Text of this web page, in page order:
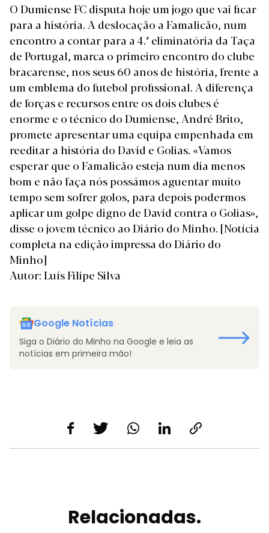
O Dumiense FC disputa hoje um jogo que vai ficar
para a história. A deslocação a Famalicão, num
encontro a contar para a 4.ª eliminatória da Taça
de Portugal, marca o primeiro encontro do clube
bracarense, nos seus 60 anos de história, frente a
um emblema do futebol profissional. A diferença
de forças e recursos entre os dois clubes é
enorme e o técnico do Dumiense, André Brito,
promete apresentar uma equipa empenhada em
reeditar a história do David e Golias. «Vamos
esperar que o Famalicão esteja num dia menos
bom e não faça nós possámos aguentar muito
tempo sem sofrer golos, para depois podermos
aplicar um golpe digno de David contra o Golias»,
disse o jovem técnico ao Diário do Minho. [Notícia
completa na edição impressa do Diário do
Minho]
Autor: Luís Filipe Silva
Google Notícias
Siga o Diário do Minho na Google e leia as
notícias em primeira mão!
Relacionadas.